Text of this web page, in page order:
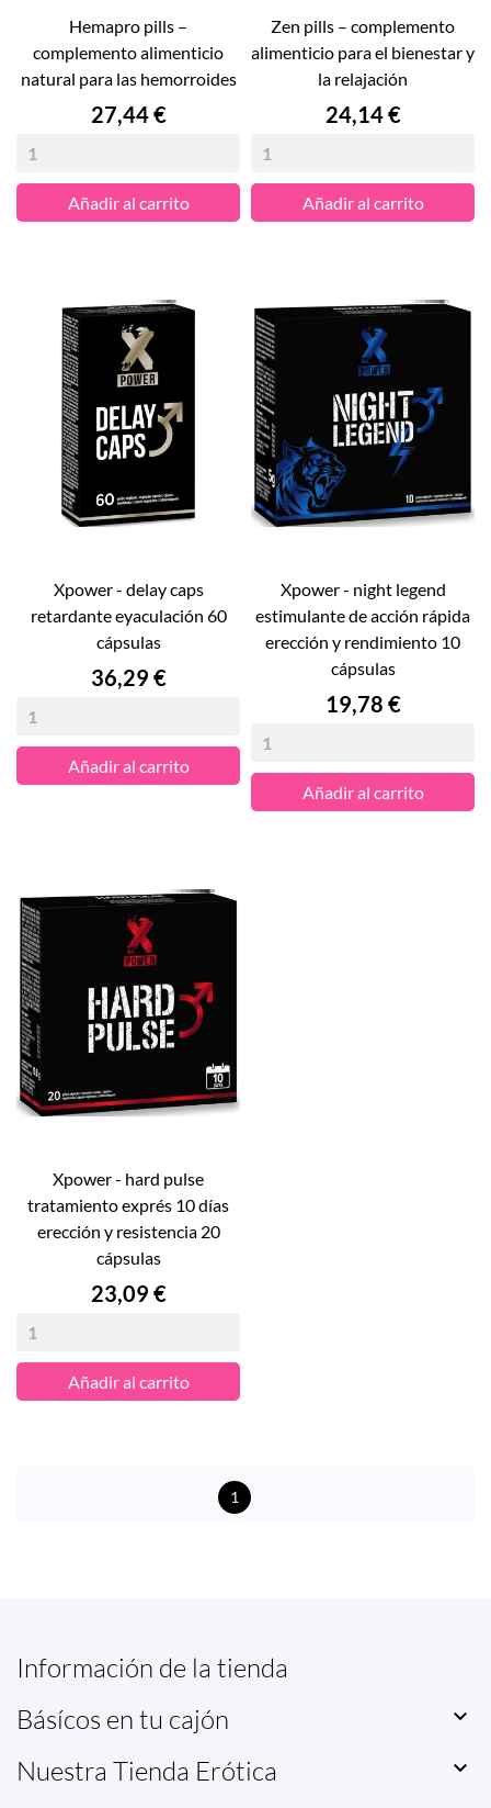
hemapro pills –
complemento alimenticio
natural para las hemorroides
Precio
27,44 €
Añadir al carrito
zen pills – complemento
alimenticio para el bienestar y
la relajación
Precio
24,14 €
Añadir al carrito
xpower - delay caps
retardante eyaculación 60
cápsulas
Precio
36,29 €
Añadir al carrito
xpower - night legend
estimulante de acción rápida
erección y rendimiento 10
cápsulas
Precio
19,78 €
Añadir al carrito
xpower - hard pulse
tratamiento exprés 10 días
erección y resistencia 20
cápsulas
Precio
23,09 €
Añadir al carrito
1
Información de la tienda
Básícos en tu cajón

Nuestra Tienda Erótica 